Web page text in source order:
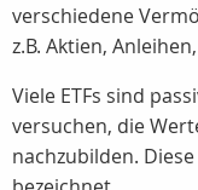
verschiedene
z.B. Aktien,
Viele ETFs sind
versuchen, die
nachzubilden.